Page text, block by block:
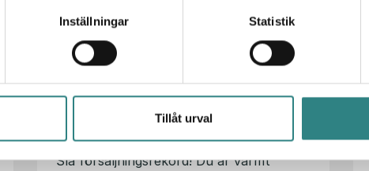
Inställningar Statistik
Tillåt urval
Nyhetsbrev maj 2024
Slå försäljningsrekord! Du är varmt